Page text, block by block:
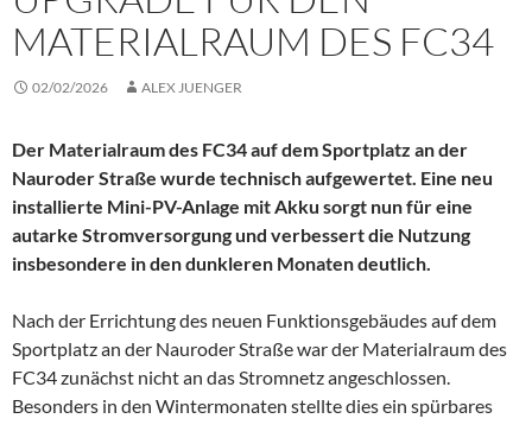
MATERIALRAUM DES FC34
02/02/2026 ALEX JUENGER
Der Materialraum des FC34 auf dem Sportplatz an der
Nauroder Straße wurde technisch aufgewertet. Eine neu
installierte Mini-PV-Anlage mit Akku sorgt nun für eine
autarke Stromversorgung und verbessert die Nutzung
insbesondere in den dunkleren Monaten deutlich.
Nach der Errichtung des neuen Funktionsgebäudes auf dem
Sportplatz an der Nauroder Straße war der Materialraum des
FC34 zunächst nicht an das Stromnetz angeschlossen.
Besonders in den Wintermonaten stellte dies ein spürbares